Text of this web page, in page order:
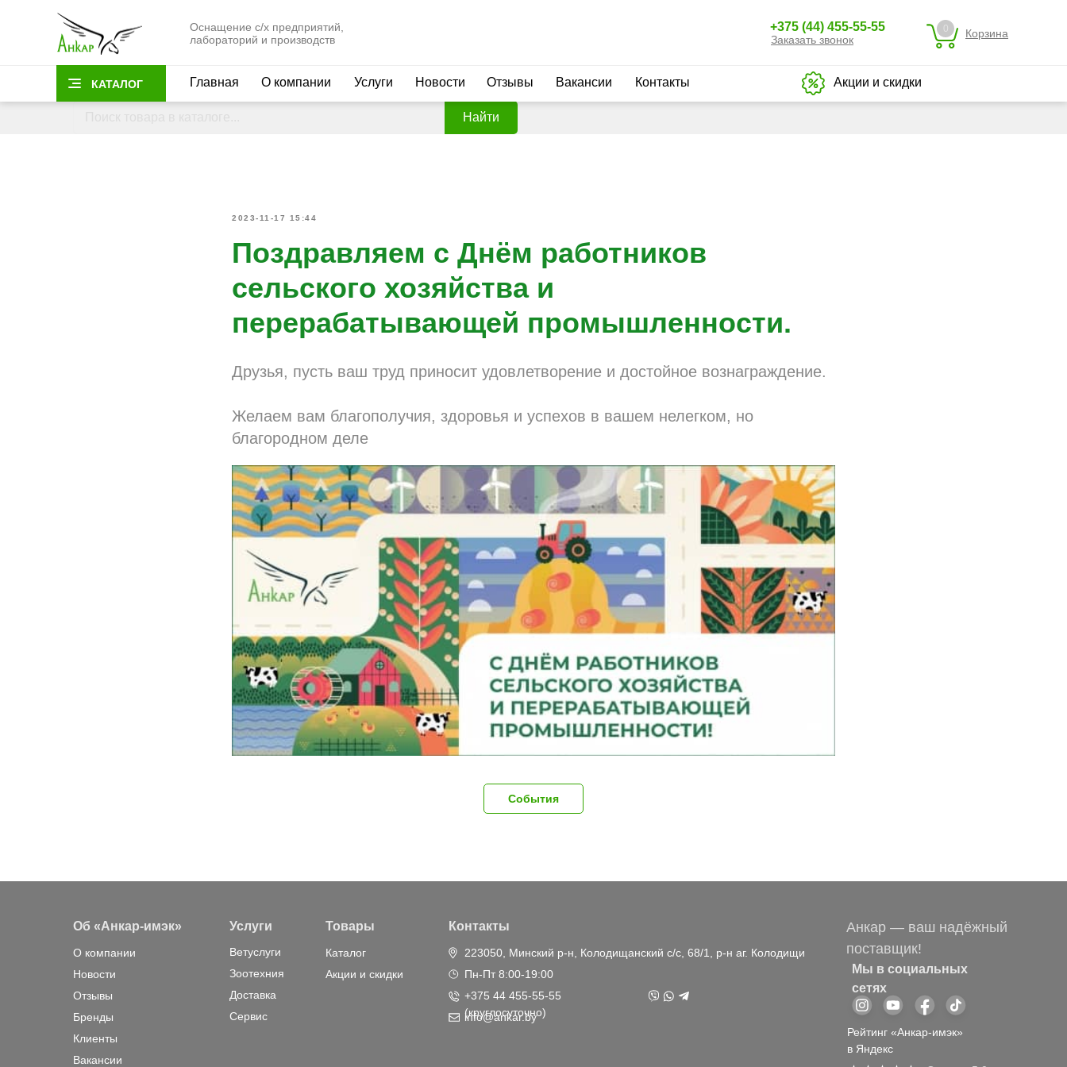
Оснащение с/х предприятий,
лабораторий и производств
+375 (44) 455-55-55
Заказать звонок
КАТАЛОГ Акции и скидки
Главная О компании Услуги Новости Отзывы Вакансии Контакты
Корзина
0
Найти
2023-11-17 15:44
Поздравляем с Днём работников
сельского хозяйства и
перерабатывающей промышленности.
Друзья, пусть ваш труд приносит удовлетворение и достойное вознаграждение.
Желаем вам благополучия, здоровья и успехов в вашем нелегком, но
благородном деле
События
Об «Анкар-имэк»
О компании
Новости
Отзывы
Бренды
Клиенты
Вакансии
Услуги
Ветуслуги
Доставка
Сервис
Зоотехния
Товары
Каталог
Акции и скидки
Контакты
223050, Минский р-н, Колодищанский с/с, 68/1, р-н аг. Колодищи
Пн-Пт 8:00-19:00
+375 44 455-55-55
(круглосуточно)
info@ankar.by
Анкар — ваш надёжный
поставщик!
Мы в социальных
сетях
Рейтинг «Анкар-имэк»
в Яндекс